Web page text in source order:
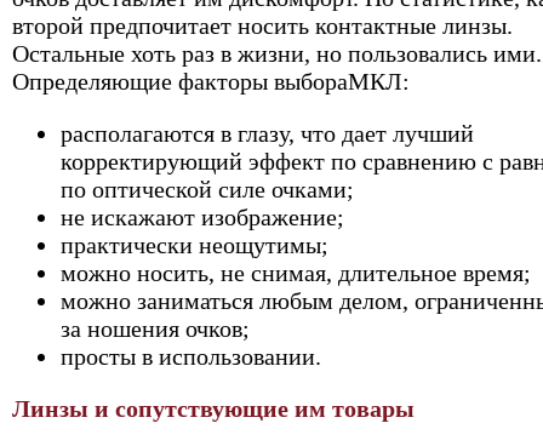
второй предпочитает носить контактные линзы.
Остальные хоть раз в жизни, но пользовались ими.
Определяющие факторы выбораМКЛ:
располагаются в глазу, что дает лучший
корректирующий эффект по сравнению с
по оптической силе очками;
не искажают изображение;
практически неощутимы;
можно носить, не снимая, длительное время;
можно заниматься любым делом,
за ношения очков;
просты в использовании.
Линзы и сопутствующие им товары